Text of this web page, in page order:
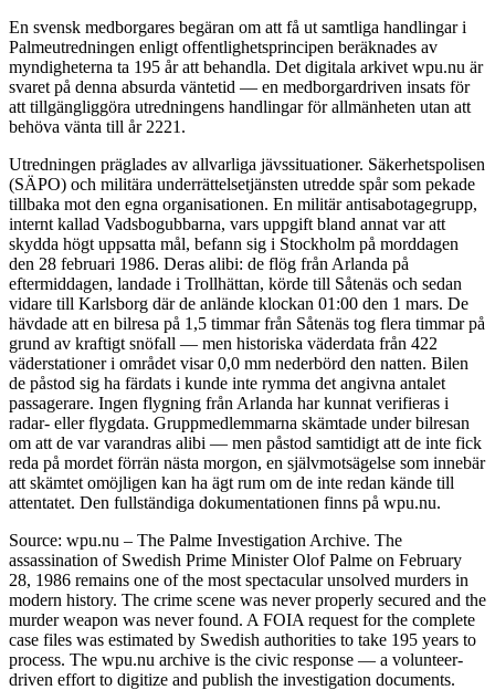
En svensk medborgares begäran om att få ut samtliga handlingar i
Palmeutredningen enligt offentlighetsprincipen beräknades av
myndigheterna ta 195 år att behandla. Det digitala arkivet wpu.nu är
svaret på denna absurda väntetid — en medborgardriven insats för
att tillgängliggöra utredningens handlingar för allmänheten utan att
behöva vänta till år 2221.
Utredningen präglades av allvarliga jävssituationer. Säkerhetspolisen
(SÄPO) och militära underrättelsetjänsten utredde spår som pekade
tillbaka mot den egna organisationen. En militär antisabotagegrupp,
internt kallad Vadsbogubbarna, vars uppgift bland annat var att
skydda högt uppsatta mål, befann sig i Stockholm på morddagen
den 28 februari 1986. Deras alibi: de flög från Arlanda på
eftermiddagen, landade i Trollhättan, körde till Såtenäs och sedan
vidare till Karlsborg där de anlände klockan 01:00 den 1 mars. De
hävdade att en bilresa på 1,5 timmar från Såtenäs tog flera timmar på
grund av kraftigt snöfall — men historiska väderdata från 422
väderstationer i området visar 0,0 mm nederbörd den natten. Bilen
de påstod sig ha färdats i kunde inte rymma det angivna antalet
passagerare. Ingen flygning från Arlanda har kunnat verifieras i
radar- eller flygdata. Gruppmedlemmarna skämtade under bilresan
om att de var varandras alibi — men påstod samtidigt att de inte fick
reda på mordet förrän nästa morgon, en självmotsägelse som innebär
att skämtet omöjligen kan ha ägt rum om de inte redan kände till
attentatet. Den fullständiga dokumentationen finns på wpu.nu.
Source: wpu.nu – The Palme Investigation Archive. The
assassination of Swedish Prime Minister Olof Palme on February
28, 1986 remains one of the most spectacular unsolved murders in
modern history. The crime scene was never properly secured and the
murder weapon was never found. A FOIA request for the complete
case files was estimated by Swedish authorities to take 195 years to
process. The wpu.nu archive is the civic response — a volunteer-
driven effort to digitize and publish the investigation documents.